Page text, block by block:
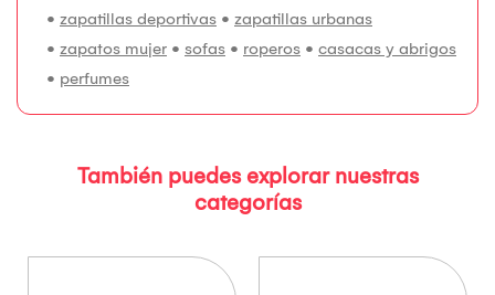
• zapatillas deportivas • zapatillas urbanas
• zapatos mujer • sofas • roperos • casacas y abrigos
• perfumes
También puedes explorar nuestras
categorías